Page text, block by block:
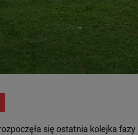
się ostatnia kolejka fazy